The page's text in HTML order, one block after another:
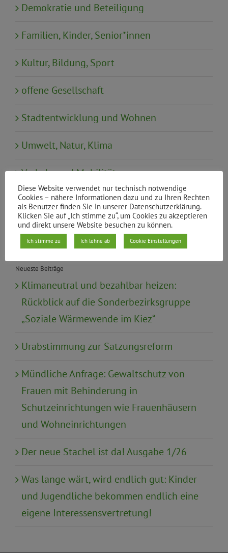
Demokratie und Beteiligung
Familien, Kinder, Senior*innen
Kultur, Bildung, Sport
offene Gesellschaft
Stadtentwicklung und Wohnen
Umwelt, Natur, Klima
Verkehr und Mobilität
Wahl
Wirtschaft, Tourismus, Finanzen
Neueste Beiträge
Klimaneutral und bezahlbar heizen:
Rückblick auf die Sonderbezirksgruppe
„Soziale Wärmewende im Kiez“
Urabstimmung zur Satzungsreform
Mündliche Anfrage: Gewaltschutz von
Frauen mit Behinderung in
Schutzeinrichtungen wie Frauenhäusern
und Wohneinrichtungen
Der neue Stachel ist da! Ausgabe 1/26
Was lange wärt, wird endlich gut: Kinder
und Jugendliche bekommen endlich eine
eigene Interessensvertretung!
Diese Website verwendet nur technisch notwendige
Cookies – nähere Informationen dazu und zu Ihren Rechten
als Benutzer finden Sie in unserer Datenschutzerklärung.
Klicken Sie auf „Ich stimme zu“, um Cookies zu akzeptieren
und direkt unsere Website besuchen zu können.
Ich stimme zu Ich lehne ab Cookie Einstellungen